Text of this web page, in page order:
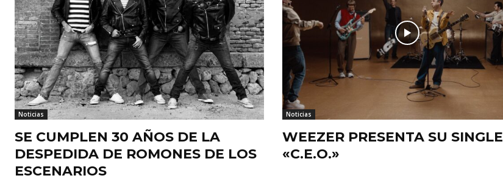
Noticias
SE CUMPLEN 30 AÑOS DE LA
DESPEDIDA DE ROMONES DE LOS
ESCENARIOS
Noticias
WEEZER PRESENTA SU SINGLE
«C.E.O.»